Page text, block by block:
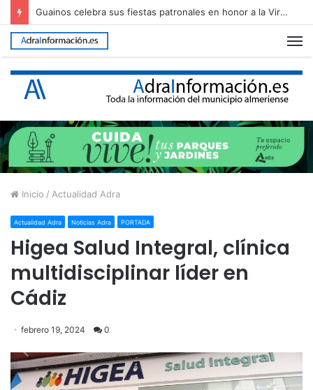
Guainos celebra sus fiestas patronales en honor a la Virgen de los Dolores
Inicio / Actualidad Adra
Actualidad Adra Noticias Adra PORTADA
Higea Salud Integral, clínica
multidisciplinar líder en
Cádiz
febrero 19, 2024 0